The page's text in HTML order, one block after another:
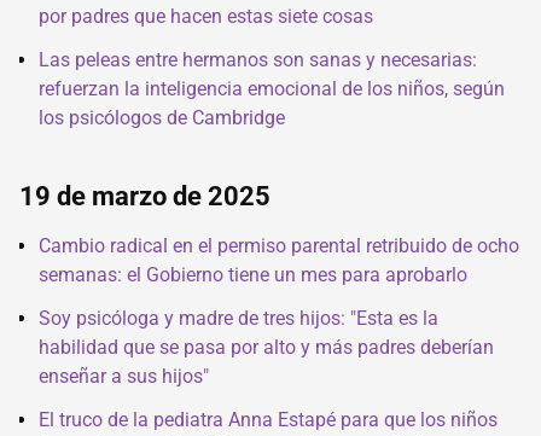
por padres que hacen estas siete cosas
Las peleas entre hermanos son sanas y necesarias:
refuerzan la inteligencia emocional de los niños, según
los psicólogos de Cambridge
19 de marzo de 2025
Cambio radical en el permiso parental retribuido de ocho
semanas: el Gobierno tiene un mes para aprobarlo
Soy psicóloga y madre de tres hijos: "Esta es la
habilidad que se pasa por alto y más padres deberían
enseñar a sus hijos"
El truco de la pediatra Anna Estapé para que los niños